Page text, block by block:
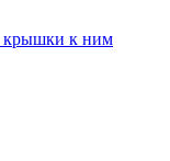
крышки к ним